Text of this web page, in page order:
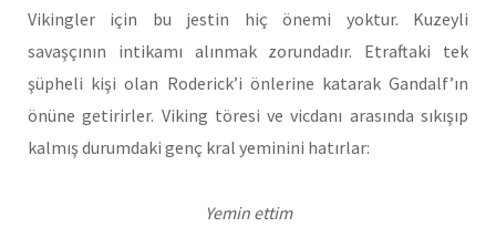
Vikingler için bu jestin hiç önemi yoktur. Kuzeyli
savaşçının intikamı alınmak zorundadır. Etraftaki tek
şüpheli kişi olan Roderick’i önlerine katarak Gandalf’ın
önüne getirirler. Viking töresi ve vicdanı arasında sıkışıp
kalmış durumdaki genç kral yeminini hatırlar:
Yemin ettim